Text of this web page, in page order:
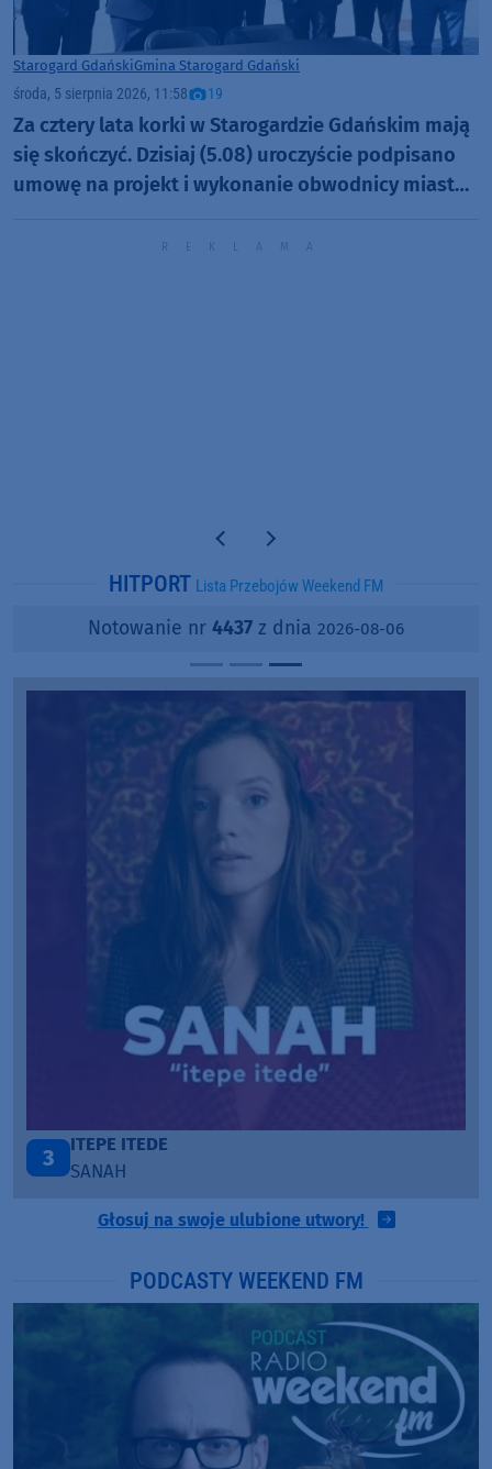
Starogard GdańskiGmina Starogard Gdański
środa, 5 sierpnia 2026, 11:58 19
Za cztery lata korki w Starogardzie Gdańskim mają
się skończyć. Dzisiaj (5.08) uroczyście podpisano
umowę na projekt i wykonanie obwodnicy miasta
Poprzednia strona
Następna strona
HITPORT Lista Przebojów Weekend FM
Notowanie nr 4437 z dnia 2026-08-06
1
PÓŹNIEJ CI OPOWIEM
DAWID KWIATKOWSKI & MARGARET
Głosuj na swoje ulubione utwory!
PODCASTY WEEKEND FM